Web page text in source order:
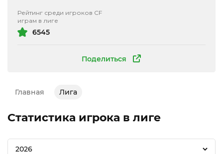
Поделиться
Рейтинг среди игроков CF
играм в лиге
6545
Главная Лига
Статистика игрока в лиге
2026